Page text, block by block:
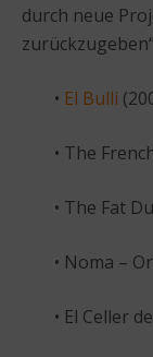
durch neue
• El Bulli
• The
• The Fat
• Noma –
• El Celler